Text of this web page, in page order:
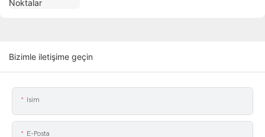
Bizimle iletişime geçin
Isim
E-Posta